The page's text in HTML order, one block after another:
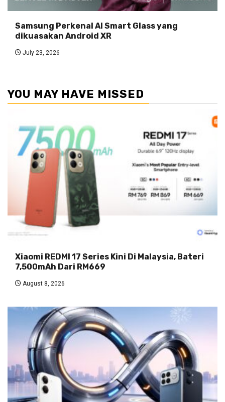
Samsung Perkenal AI Smart Glass yang
dikuasakan Android XR
July 23, 2026
YOU MAY HAVE MISSED
Xiaomi REDMI 17 Series Kini Di Malaysia, Bateri
7,500mAh Dari RM669
August 8, 2026